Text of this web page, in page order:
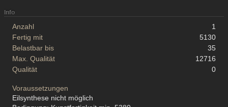
Info
Anzahl
1
Fertig mit
5130
Belastbar bis
35
Max. Qualität
12716
Qualität
0
Voraussetzungen
Eilsynthese nicht möglich